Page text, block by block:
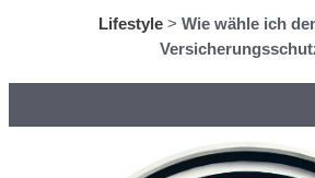
Lifestyle > Wie wähle ich